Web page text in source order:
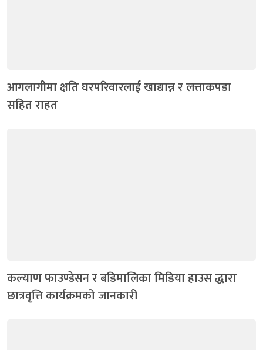
आगलागीमा क्षति घरपरिवारलाई खाद्यान्न र लत्ताकपडा
सहित राहत
कल्याण फाउण्डेसन र बडिमालिका मिडिया हाउस द्धारा
छात्रवृत्ति कार्यक्रमको जानकारी